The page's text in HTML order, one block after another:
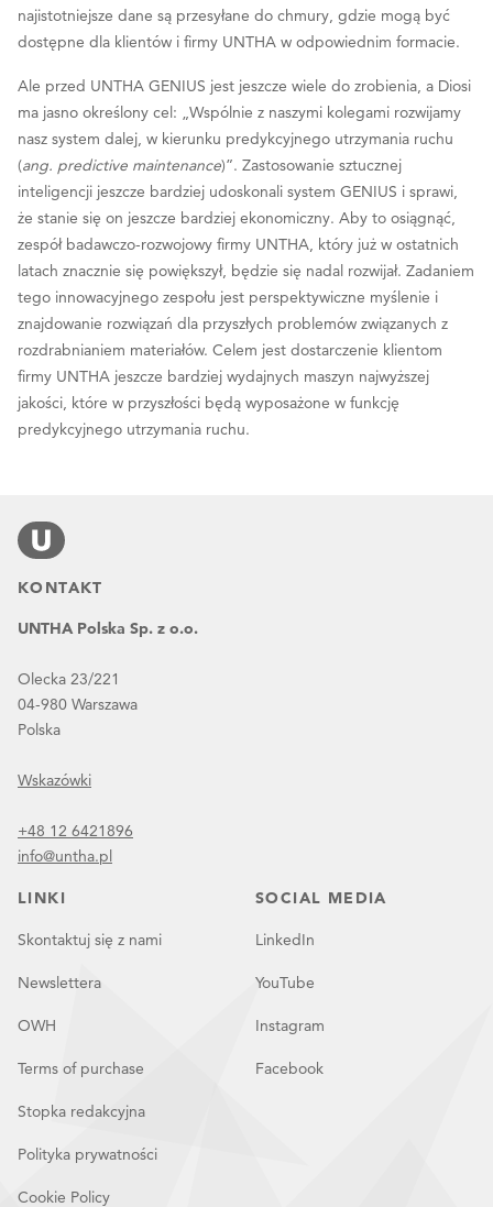
najistotniejsze dane są przesyłane do chmury, gdzie mogą być
dostępne dla klientów i firmy UNTHA w odpowiednim formacie.
Ale przed UNTHA GENIUS jest jeszcze wiele do zrobienia, a Diosi
ma jasno określony cel: „Wspólnie z naszymi kolegami rozwijamy
nasz system dalej, w kierunku predykcyjnego utrzymania ruchu
(ang. predictive maintenance)”. Zastosowanie sztucznej
inteligencji jeszcze bardziej udoskonali system GENIUS i sprawi,
że stanie się on jeszcze bardziej ekonomiczny. Aby to osiągnąć,
zespół badawczo-rozwojowy firmy UNTHA, który już w ostatnich
latach znacznie się powiększył, będzie się nadal rozwijał. Zadaniem
tego innowacyjnego zespołu jest perspektywiczne myślenie i
znajdowanie rozwiązań dla przyszłych problemów związanych z
rozdrabnianiem materiałów. Celem jest dostarczenie klientom
firmy UNTHA jeszcze bardziej wydajnych maszyn najwyższej
jakości, które w przyszłości będą wyposażone w funkcję
predykcyjnego utrzymania ruchu.
KONTAKT
UNTHA Polska Sp. z o.o.
Olecka 23/221
04-980 Warszawa
Polska
Wskazówki
+48 12 6421896
info@untha.pl
LINKI
Skontaktuj się z nami
Newslettera
OWH
Terms of purchase
Stopka redakcyjna
Polityka prywatności
Cookie Policy
SOCIAL MEDIA
LinkedIn
YouTube
Instagram
Facebook